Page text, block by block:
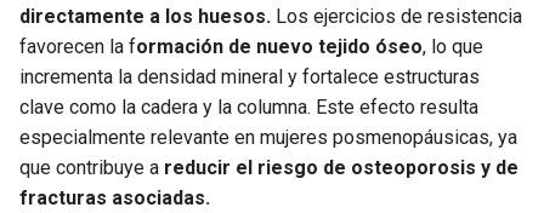
directamente a los huesos. Los ejercicios de resistencia
favorecen la formación de nuevo tejido óseo, lo que
incrementa la densidad mineral y fortalece estructuras
clave como la cadera y la columna. Este efecto resulta
especialmente relevante en mujeres posmenopáusicas, ya
que contribuye a reducir el riesgo de osteoporosis y de
fracturas asociadas.